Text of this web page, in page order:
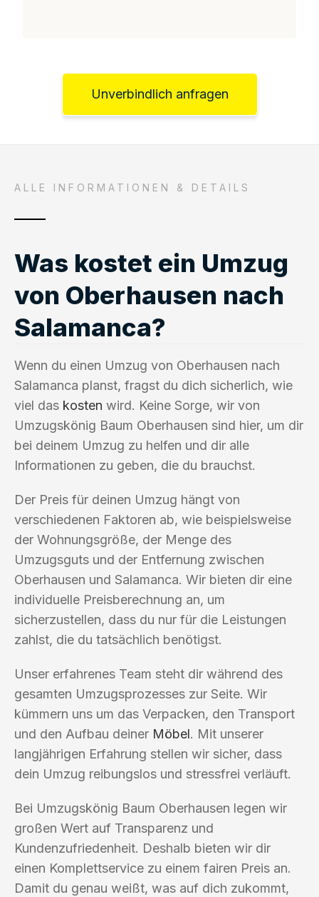
Unverbindlich anfragen
ALLE INFORMATIONEN & DETAILS
Was kostet ein Umzug
von Oberhausen nach
Salamanca?
Wenn du einen Umzug von Oberhausen nach
Salamanca planst, fragst du dich sicherlich, wie
viel das kosten wird. Keine Sorge, wir von
Umzugskönig Baum Oberhausen sind hier, um dir
bei deinem Umzug zu helfen und dir alle
Informationen zu geben, die du brauchst.
Der Preis für deinen Umzug hängt von
verschiedenen Faktoren ab, wie beispielsweise
der Wohnungsgröße, der Menge des
Umzugsguts und der Entfernung zwischen
Oberhausen und Salamanca. Wir bieten dir eine
individuelle Preisberechnung an, um
sicherzustellen, dass du nur für die Leistungen
zahlst, die du tatsächlich benötigst.
Unser erfahrenes Team steht dir während des
gesamten Umzugsprozesses zur Seite. Wir
kümmern uns um das Verpacken, den Transport
und den Aufbau deiner Möbel. Mit unserer
langjährigen Erfahrung stellen wir sicher, dass
dein Umzug reibungslos und stressfrei verläuft.
Bei Umzugskönig Baum Oberhausen legen wir
großen Wert auf Transparenz und
Kundenzufriedenheit. Deshalb bieten wir dir
einen Komplettservice zu einem fairen Preis an.
Damit du genau weißt, was auf dich zukommt,